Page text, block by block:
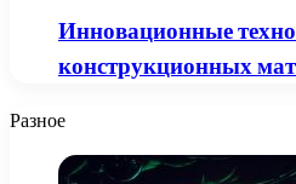
Инновационные
конструкционных
Разное